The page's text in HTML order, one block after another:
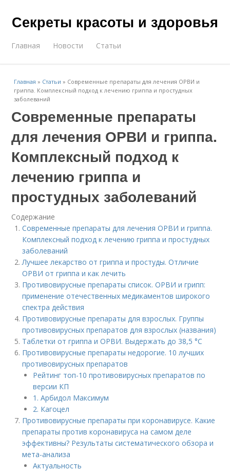
Секреты красоты и здоровья
Главная Новости Статьи
Главная » Статьи » Современные препараты для лечения ОРВИ и
гриппа. Комплексный подход к лечению гриппа и простудных
заболеваний
Современные препараты
для лечения ОРВИ и гриппа.
Комплексный подход к
лечению гриппа и
простудных заболеваний
Содержание
Современные препараты для лечения ОРВИ и гриппа.
Комплексный подход к лечению гриппа и простудных
заболеваний
Лучшее лекарство от гриппа и простуды. Отличие
ОРВИ от гриппа и как лечить
Противовирусные препараты список. ОРВИ и грипп:
применение отечественных медикаментов широкого
спектра действия
Противовирусные препараты для взрослых. Группы
противовирусных препаратов для взрослых (названия)
Таблетки от гриппа и ОРВИ. Выдержать до 38,5 °С
Противовирусные препараты недорогие. 10 лучших
противовирусных препаратов
Рейтинг топ-10 противовирусных препаратов по
версии КП
1. Арбидол Максимум
2. Кагоцел
Противовирусные препараты при коронавирусе. Какие
препараты против коронавируса на самом деле
эффективны? Результаты систематического обзора и
мета-анализа
Актуальность